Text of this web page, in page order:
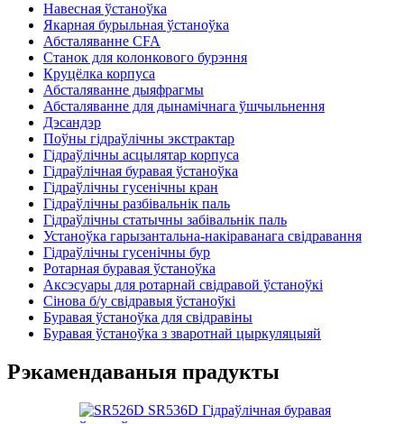
Навесная ўстаноўка
Якарная бурыльная ўстаноўка
Абсталяванне CFA
Станок для колонкового бурэння
Круцёлка корпуса
Абсталяванне дыяфрагмы
Абсталяванне для дынамічнага ўшчыльнення
Дэсандэр
Поўны гідраўлічны экстрактар
Гідраўлічны асцылятар корпуса
Гідраўлічная буравая ўстаноўка
Гідраўлічны гусенічны кран
Гідраўлічны разбівальнік паль
Гідраўлічны статычны забівальнік паль
Устаноўка гарызантальна-накіраванага свідравання
Гідраўлічны гусенічны бур
Ротарная буравая ўстаноўка
Аксэсуары для ротарнай свідравой ўстаноўкі
Сінова б/у свідравыя ўстаноўкі
Буравая ўстаноўка для свідравіны
Буравая ўстаноўка з зваротнай цыркуляцыяй
Рэкамендаваныя прадукты